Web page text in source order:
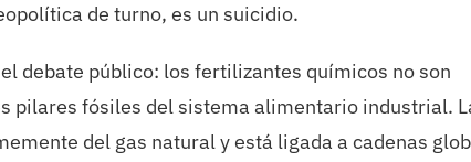
de turno, es un suicidio.
debate público: los fertilizantes químicos no son
pilares fósiles del sistema alimentario industrial.
del gas natural y está ligada a cadenas